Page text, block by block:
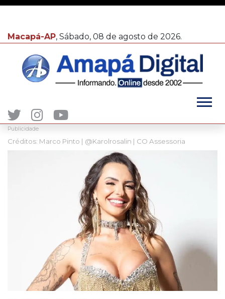
Macapá-AP, Sábado, 08 de agosto de 2026.
Publicidade
Créditos: Marco Pinto | @Karolrosalin | CO Assessoria